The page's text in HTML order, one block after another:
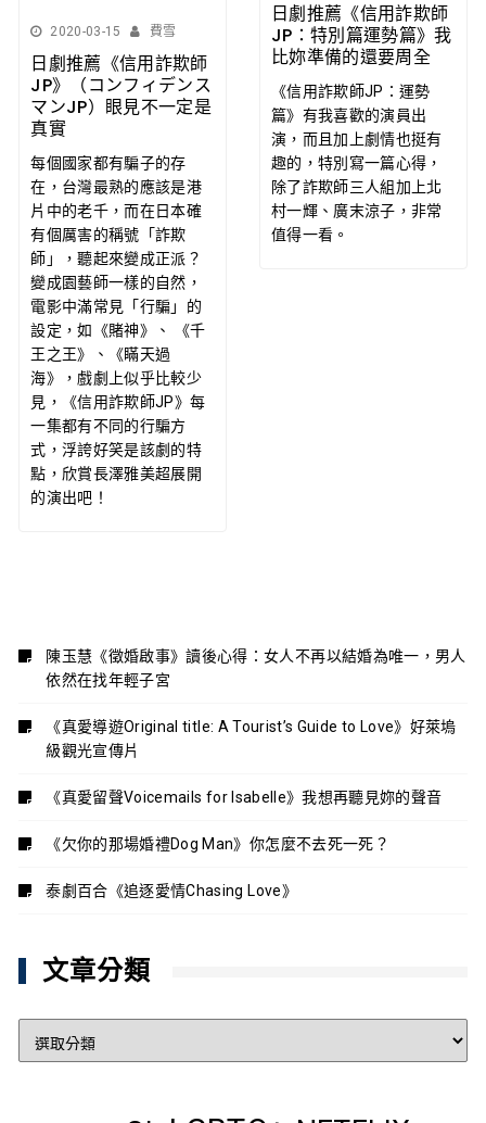
日劇推薦《信用詐欺師
JP：特別篇運勢篇》我
比妳準備的還要周全
《信用詐欺師JP：運勢
篇》有我喜歡的演員出
演，而且加上劇情也挺有
趣的，特別寫一篇心得，
除了詐欺師三人組加上北
村一輝、廣末涼子，非常
值得一看。
2020-03-15 費雪
日劇推薦《信用詐欺師
JP》（コンフィデンス
マンJP）眼見不一定是
真實
每個國家都有騙子的存
在，台灣最熟的應該是港
片中的老千，而在日本確
有個厲害的稱號「詐欺
師」，聽起來變成正派？
變成園藝師一樣的自然，
電影中滿常見「行騙」的
設定，如《賭神》、 《千
王之王》、《瞞天過
海》，戲劇上似乎比較少
見，《信用詐欺師JP》每
一集都有不同的行騙方
式，浮誇好笑是該劇的特
點，欣賞長澤雅美超展開
的演出吧！
陳玉慧《徵婚啟事》讀後心得：女人不再以結婚為唯一，男人
依然在找年輕子宮
《真愛導遊Original title: A Tourist’s Guide to Love》好萊塢
級觀光宣傳片
《真愛留聲Voicemails for Isabelle》我想再聽見妳的聲音
《欠你的那場婚禮Dog Man》你怎麼不去死一死？
泰劇百合《追逐愛情Chasing Love》
文章分類